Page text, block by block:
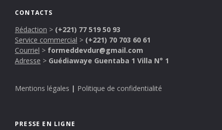
CONTACTS
Rédaction > (+221) 77 519 50 93
Service commercial > (+221) 70 703 60 61
Courriel > formeddevdur@gmail.com
Adresse > Guédiawaye Guentaba 1 Villa N° 1
Mentions légales | Politique de confidentialité
PRESSE EN LIGNE